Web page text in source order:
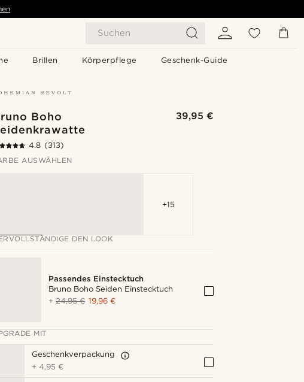
Suchen
Brillen Körperpflege Geschenk-Guide
Boho
39,95 €
4.8 (313)
AUSWÄHLEN
+15
DEN LOOK
Passendes Einstecktuch
Bruno Boho Seiden Einstecktuch
+24,95 € 19,96 €
MIT
Geschenkverpackung
+4,95 €